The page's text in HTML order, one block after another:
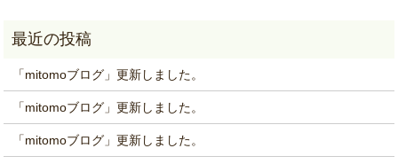
「mitomoブログ」更新しました。
「mitomoブログ」更新しました。
「mitomoブログ」更新しました。